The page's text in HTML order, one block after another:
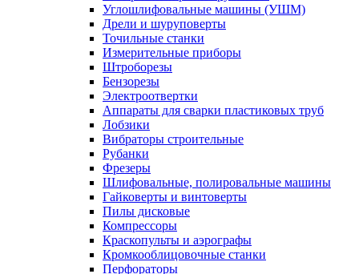
Углошлифовальные машины (УШМ)
Дрели и шуруповерты
Точильные станки
Измерительные приборы
Штроборезы
Бензорезы
Электроотвертки
Аппараты для сварки пластиковых труб
Лобзики
Вибраторы строительные
Рубанки
Фрезеры
Шлифовальные, полировальные машины
Гайковерты и винтоверты
Пилы дисковые
Компрессоры
Краскопульты и аэрографы
Кромкооблицовочные станки
Перфораторы